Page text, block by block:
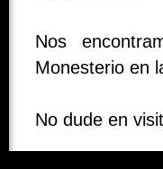
Nos
Monesterio en
No dude en